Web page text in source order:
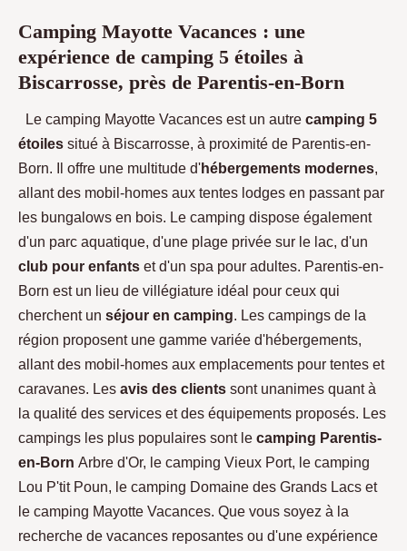
Camping Mayotte Vacances : une
expérience de camping 5 étoiles à
Biscarrosse, près de Parentis-en-Born
Le camping Mayotte Vacances est un autre camping 5
étoiles situé à Biscarrosse, à proximité de Parentis-en-
Born. Il offre une multitude d'hébergements modernes,
allant des mobil-homes aux tentes lodges en passant par
les bungalows en bois. Le camping dispose également
d'un parc aquatique, d'une plage privée sur le lac, d'un
club pour enfants et d'un spa pour adultes. Parentis-en-
Born est un lieu de villégiature idéal pour ceux qui
cherchent un séjour en camping. Les campings de la
région proposent une gamme variée d'hébergements,
allant des mobil-homes aux emplacements pour tentes et
caravanes. Les avis des clients sont unanimes quant à
la qualité des services et des équipements proposés. Les
campings les plus populaires sont le camping Parentis-
en-Born Arbre d'Or, le camping Vieux Port, le camping
Lou P'tit Poun, le camping Domaine des Grands Lacs et
le camping Mayotte Vacances. Que vous soyez à la
recherche de vacances reposantes ou d'une expérience